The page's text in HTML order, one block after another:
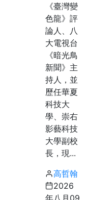
《臺灣變
色龍》評
論人、八
大電視台
《暗光鳥
新聞》主
持人，並
歷任華夏
科技大
學、崇右
影藝科技
大學副校
長，現...
高哲翰
2026
年八月09